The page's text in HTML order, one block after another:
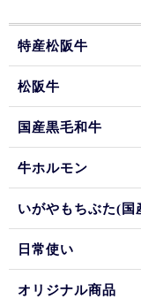
特産松阪牛
松阪牛
国産黒毛和牛
牛ホルモン
いがやもちぶた(国
日常使い
オリジナル商品